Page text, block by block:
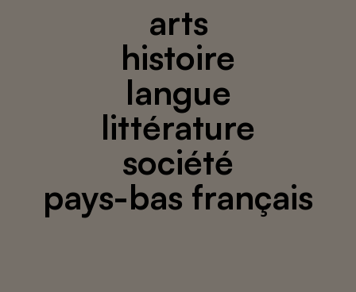
arts
histoire
langue
littérature
société
pays-bas français